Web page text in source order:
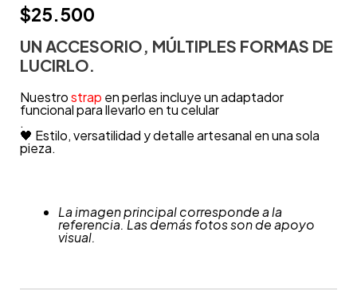
$25.500
UN ACCESORIO, MÚLTIPLES FORMAS DE
LUCIRLO.
Nuestrostrap en perlas incluye un adaptador
funcional para llevarlo en tu celular
.
🖤 Estilo, versatilidad y detalle artesanal en una sola
pieza.
La imagen principal corresponde a la
referencia. Las demás fotos son de apoyo
visual.